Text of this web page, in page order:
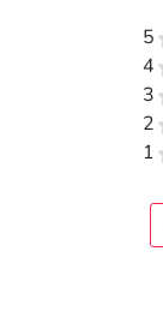
5
4
3
2
1